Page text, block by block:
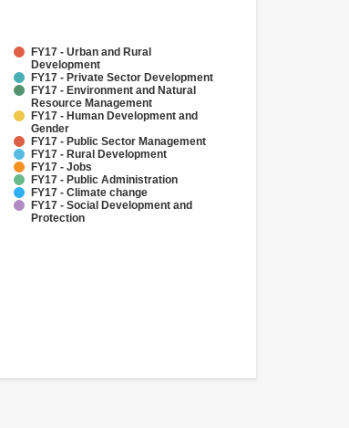
FY17 - Urban and Rural
Development
FY17 - Private Sector Development
FY17 - Environment and Natural
Resource Management
FY17 - Human Development and
Gender
FY17 - Public Sector Management
FY17 - Rural Development
FY17 - Jobs
FY17 - Public Administration
FY17 - Climate change
FY17 - Social Development and
Protection